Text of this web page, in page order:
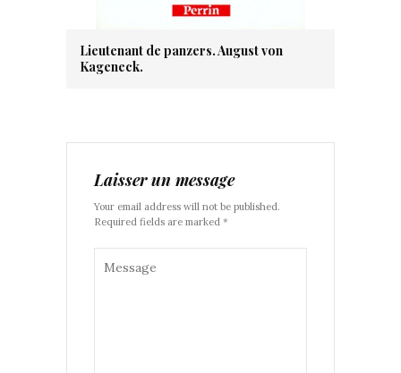
Lieutenant de panzers. August von
Kageneck.
Laisser un message
Your email address will not be published.
Required fields are marked *